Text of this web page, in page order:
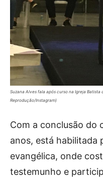
Suzana Alves fala após curso na Igreja Batista
Reprodução/Instagram)
Com a conclusão do
anos, está habilitada
evangélica, onde
testemunho e